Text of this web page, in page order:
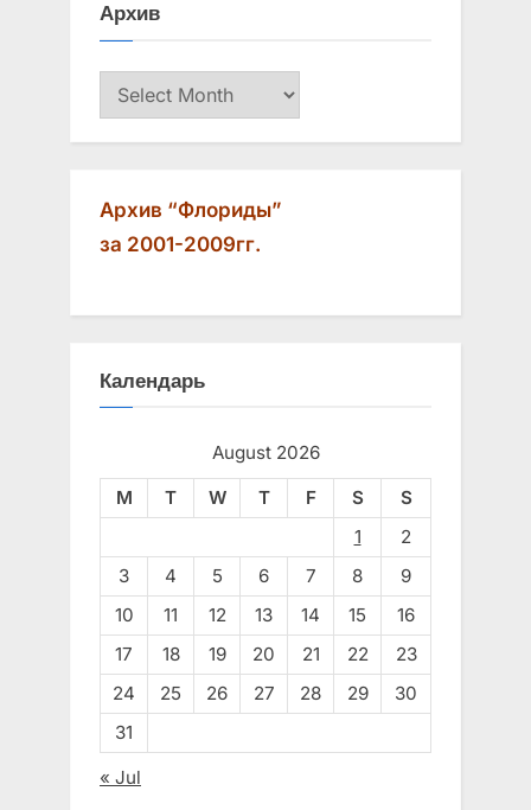
Архив
Архив
Архив “Флориды”
за 2001-2009гг.
Календарь
August 2026
M
T W T F S
S
1
2
3
4 5 6 7 8
9
10
11 12 13 14 15
16
17
18 19 20 21 22
23
24
25 26 27 28 29
30
31
« Jul